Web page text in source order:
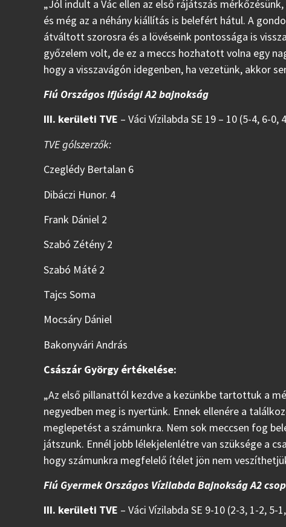
„Jól indult a Vác ellen az első rájátszás
és még az a néhány kiállítás is belefért hátul. A
átváltott szorosra és a lövéseink pontossága is
győzelem volt, de ez a meccs hozhatott volna egy
hogy a visszavágón idegenben, ha vezetünk, akkor
Fiú Országos Ifjúsági A2 bajnokság
III. kerületi TVE – Váci Vízilabda SE 19 – 10 (5-4, 6-0,
TVE gólszerzők:
Czeglédy Bertalan 6
Dibáczi Hunor. 4
Frank Dániel 2
Szabó Zétény 2
Szabó Máté 2
Tajcs Soma
Mocsáry Dániel
Bakonyvári András
Császár György értékelése:
„Az első pillanattól kezdve a kezünkbe tartottuk a
negyedben meg is nyertünk. Ennek ellenére a
meglepetést a számunkra. Nem sok meccsen fog
játszunk. Ennél jobb lélekjelenlétre van szüksége a
hogy számunkra megfelelő ítélet jön nem
Fiú Gyermek Országos Vízilabda Bajnokság A2
III. kerületi TVE – Váci Vízilabda SE 9-10 (2-3, 1-2, 5-